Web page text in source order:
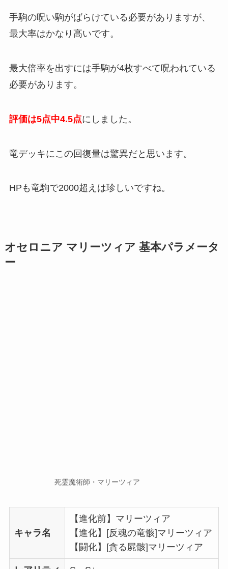
手駒の呪い駒がばらけている必要がありますが、
最大率はかなり高いです。
最大倍率を出すには手駒が4枚すべて呪われている
必要があります。
評価は5点中4.5点にしました。
竜デッキにこの回復量は驚異だと思います。
HPも竜駒で2000超えは珍しいですね。
オセロニア マリーツィア 基本パラメータ
ー
死霊魔術師・マリーツィア
キャラ名
【進化前】マリーツィア
【進化】[反魂の竜骸]マリーツィア
【闘化】[貪る屍骸]マリーツィア